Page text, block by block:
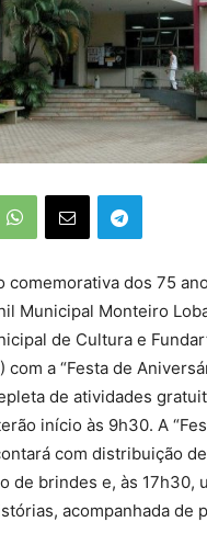
comemorativa dos 75
Municipal Monteiro
de Cultura e
com a “Festa de
de atividades
início às 9h30. A
com distribuição
de brindes e, às 17h30,
acompanhada de